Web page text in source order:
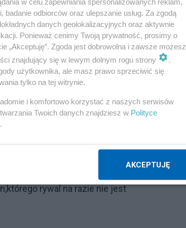
gala Clout MMA.
rywal na razie nie jest
odbiorców oraz ulepszanie usług. Za zgodą
danych geolokalizacyjnych oraz aktywnie
Ponieważ cenimy Twoją prywatność, prosimy o
„Akceptuję”. Zgoda jest dobrowolna i zawsze możesz
znajdujący się w lewym dolnym rogu strony
.
użytkownika, ale masz prawo sprzeciwić się
tylko na tej witrynie.
i komfortowo korzystać z naszych serwisów
Twoich danych znajdziesz w Polityce
AKCEPTUJĘ